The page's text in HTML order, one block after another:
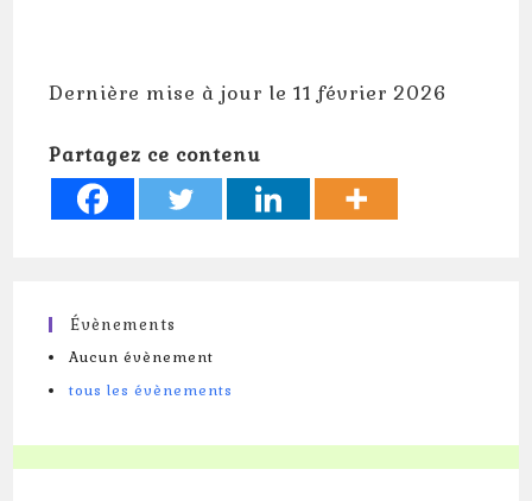
Dernière mise à jour le 11 février 2026
Partagez ce contenu
Évènements
Aucun évènement
tous les évènements